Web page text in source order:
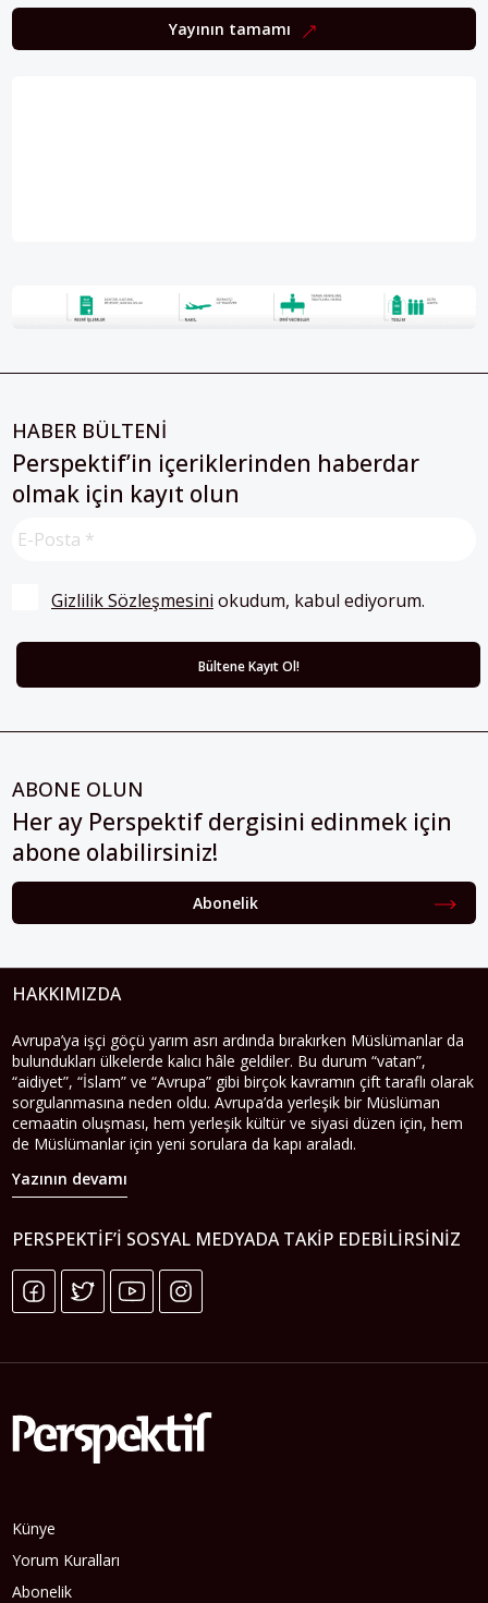
Yayının tamamı
HABER BÜLTENİ
Perspektif’in içeriklerinden haberdar
olmak için kayıt olun
Gizlilik Sözleşmesini okudum, kabul ediyorum.
ABONE OLUN
Her ay Perspektif dergisini edinmek için
abone olabilirsiniz!
Abonelik
HAKKIMIZDA
Avrupa’ya işçi göçü yarım asrı ardında bırakırken Müslümanlar da
bulundukları ülkelerde kalıcı hâle geldiler. Bu durum “vatan”,
“aidiyet”, “İslam” ve “Avrupa” gibi birçok kavramın çift taraflı olarak
sorgulanmasına neden oldu. Avrupa’da yerleşik bir Müslüman
cemaatin oluşması, hem yerleşik kültür ve siyasi düzen için, hem
de Müslümanlar için yeni sorulara da kapı araladı.
Yazının devamı
PERSPEKTIF’I SOSYAL MEDYADA TAKIP EDEBILIRSINIZ
Künye
Yorum Kuralları
Abonelik